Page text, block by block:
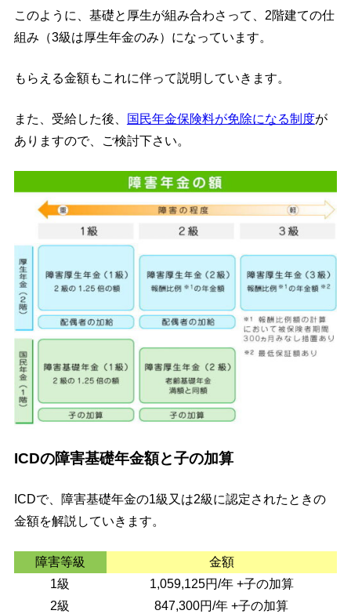
このように、基礎と厚生が組み合わさって、2階建ての仕
組み（3級は厚生年金のみ）になっています。
もらえる金額もこれに伴って説明していきます。
また、受給した後、 国民年金保険料が免除になる制度が
ありますので、ご検討下さい。
ICDの障害基礎年金額と子の加算
ICDで、障害基礎年金の1級又は2級に認定されたときの
金額を解説していきます。
障害等級
金額
1級
1,059,125円/年 +子の加算
2級
847,300円/年 +子の加算